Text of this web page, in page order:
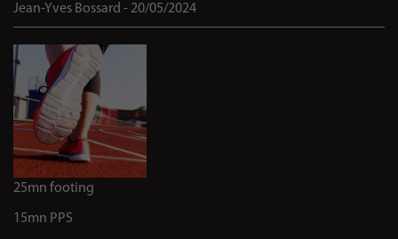
Jean-Yves Bossard - 20/05/2024
25mn footing
15mn PPS